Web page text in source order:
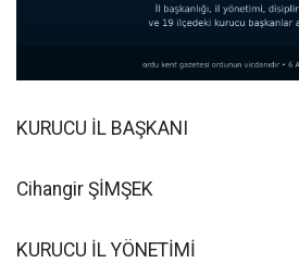
KURUCU İL BAŞKANI
Cihangir ŞİMŞEK
KURUCU İL YÖNETİMİ